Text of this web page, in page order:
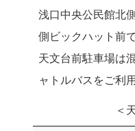
浅口中央公民館北
側ビックハット前で
天文台前駐車場は
ャトルバスをご利
＜